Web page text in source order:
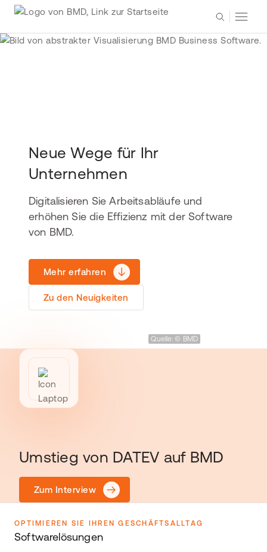
Quelle: © BMD
Neue Wege für Ihr
Unternehmen
Digitalisieren Sie Arbeitsabläufe und
erhöhen Sie die Effizienz mit der Software
von BMD.
Mehr erfahren
Zu den Neuigkeiten
Umstieg von DATEV auf BMD
Zum Interview
OPTIMIEREN SIE IHREN GESCHÄFTSALLTAG
Softwarelösungen